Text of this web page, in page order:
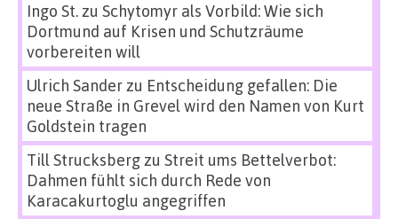
Ingo St.zu Schytomyr als Vorbild: Wie sich
Dortmund auf Krisen und Schutzräume
vorbereiten will
Ulrich Sanderzu Entscheidung gefallen: Die
neue Straße in Grevel wird den Namen von Kurt
Goldstein tragen
Till Strucksbergzu Streit ums Bettelverbot:
Dahmen fühlt sich durch Rede von
Karacakurtoglu angegriffen